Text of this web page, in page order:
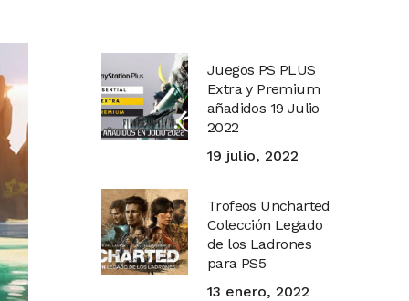
Juegos PS PLUS
Extra y Premium
añadidos 19 Julio
2022
19 julio, 2022
Trofeos Uncharted
Colección Legado
de los Ladrones
para PS5
13 enero, 2022